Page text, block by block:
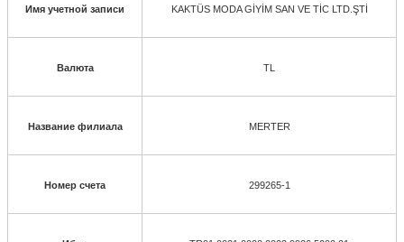
Имя учетной записи KAKTÜS MODA GİYİM SAN VE TİC LTD.ŞTİ
Валюта TL
Название филиала MERTER
Номер счета 299265-1